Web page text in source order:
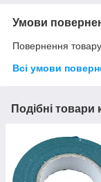
Умови
Повернення
Всі умови
Подібні товари